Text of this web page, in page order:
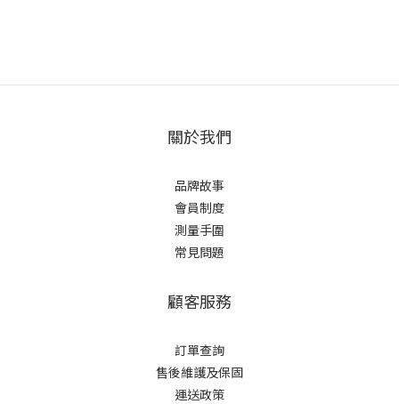
關於我們
品牌故事
會員制度
測量手圍
常見問題
顧客服務
訂單查詢
售後維護及保固
運送政策